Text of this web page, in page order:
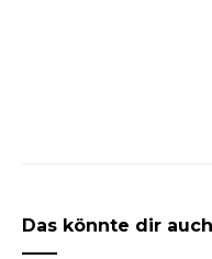
Das könnte dir